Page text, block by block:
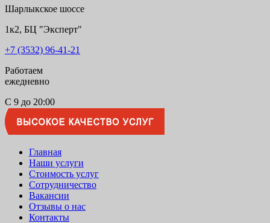
юристы Оренбурга
услуги, опытные юристы. 15+ лет на
рынке Юридических услуг!
Шарлыкское шоссе
1к2, БЦ "Эксперт"
+7 (3532) 96-41-21
Работаем
ежедневно
С 9 до 20:00
Главная
Наши услуги
Стоимость услуг
Сотрудничество
Вакансии
Отзывы о нас
Контакты